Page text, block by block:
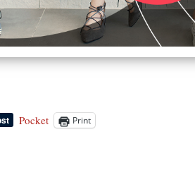
Pocket Print